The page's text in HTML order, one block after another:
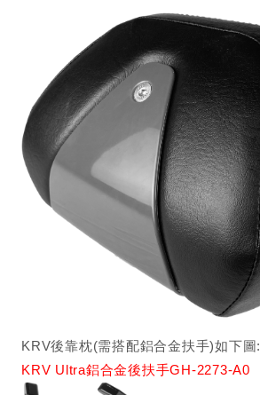
KRV後靠枕(需搭配鋁合金扶手)如下圖:
KRV Ultra鋁合金後扶手GH-2273-A0